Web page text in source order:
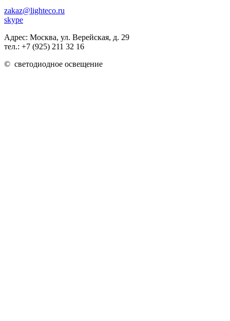
zakaz@lighteco.ru
skype
Адрес: Москва, ул. Верейская, д. 29
тел.: +7 (925) 211 32 16
© светодиодное освещение